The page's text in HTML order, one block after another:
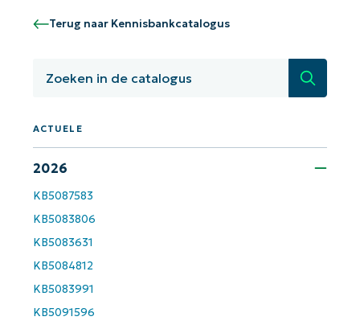
Terug naar Kennisbankcatalogus
Zoeken
ACTUELE
2026
KB5087583
KB5083806
KB5083631
KB5084812
KB5083991
KB5091596
Aan de slag met NinjaOne AI-
gestuurde KB-analyses!
and
name*
Business
email*